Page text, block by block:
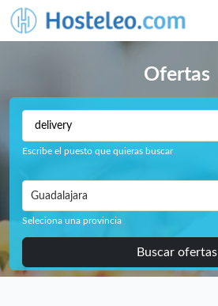
Ofertas
Escribe el puesto que quieras buscar
Guadalajara
Seleciona una provincia
Buscar ofertas